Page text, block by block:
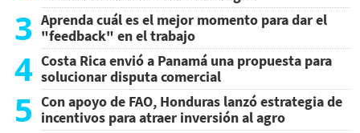
3 Aprenda cuál es el mejor momento para dar el
"feedback" en el trabajo
4 Costa Rica envió a Panamá una propuesta para
solucionar disputa comercial
5 Con apoyo de FAO, Honduras lanzó estrategia de
incentivos para atraer inversión al agro